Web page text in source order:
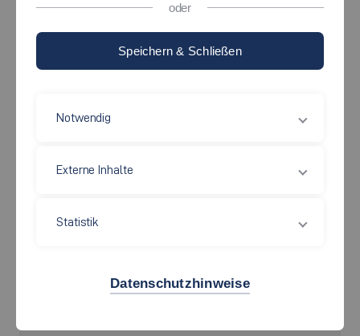
Tel. 0711 397-3302
mt-sekretariat[at]hs-esslingen.de
Mo - Do 9:00 - 10:00 Uhr
Terminvereinbarung!
oder
Speichern & Schließen
Notwendig
Externe Inhalte
Statistik
Datenschutzhinweise